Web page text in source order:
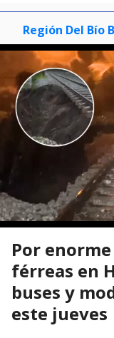
Región Del Bío
Por
férreas en
buses y
este jueves